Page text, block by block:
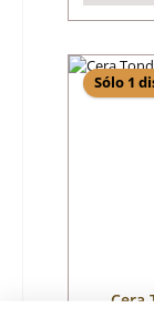
Sólo 1
Cera